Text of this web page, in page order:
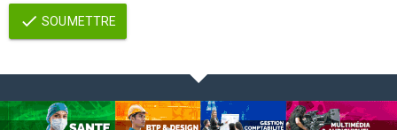
SOUMETTRE